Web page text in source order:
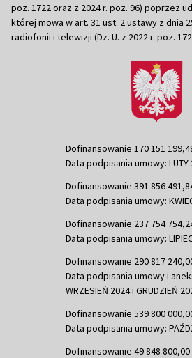
poz. 1722 oraz z 2024 r. poz. 96) poprzez
której mowa w art. 31 ust. 2 ustawy z dnia
radiofonii i telewizji (Dz. U. z 2022 r. poz.
Dofinansowanie 170 151
Data podpisania umowy: LUTY
Dofinansowanie 391 856
Data podpisania umowy:
Dofinansowanie 237 754
Data podpisania umowy:
Dofinansowanie 290 817
Data podpisania umowy i
WRZESIEŃ 2024 i GRUDZIEŃ
Dofinansowanie 539 800
Data podpisania umowy:
Dofinansowanie 49 848 800,00